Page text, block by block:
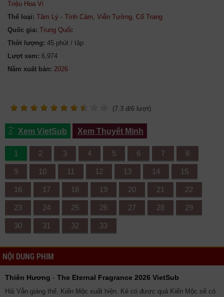
Triệu Hoa Vi
Thể loại: Tâm Lý - Tình Cảm, Viễn Tưởng, Cổ Trang
Quốc gia: Trung Quốc
Thời lượng: 45 phút / tập
Lượt xem: 6,974
Năm xuất bản:
(7.3 đ/6 lượt)
Xem VietSub Xem Thuyết Minh
1 2 3 4 5 6 7 8
9 10 11 12 13 14 15
16 17 18 19 20 21 22
23 24 25 26 27 28 29
30 31 32 33
NỘI DUNG PHIM
Thiên Hương - The Eternal Fragrance 2026 VietSub
Hải Vẫn giáng thế, Kiến Mộc xuất hiện. Kẻ có được quả Kiến Mộc sẽ có